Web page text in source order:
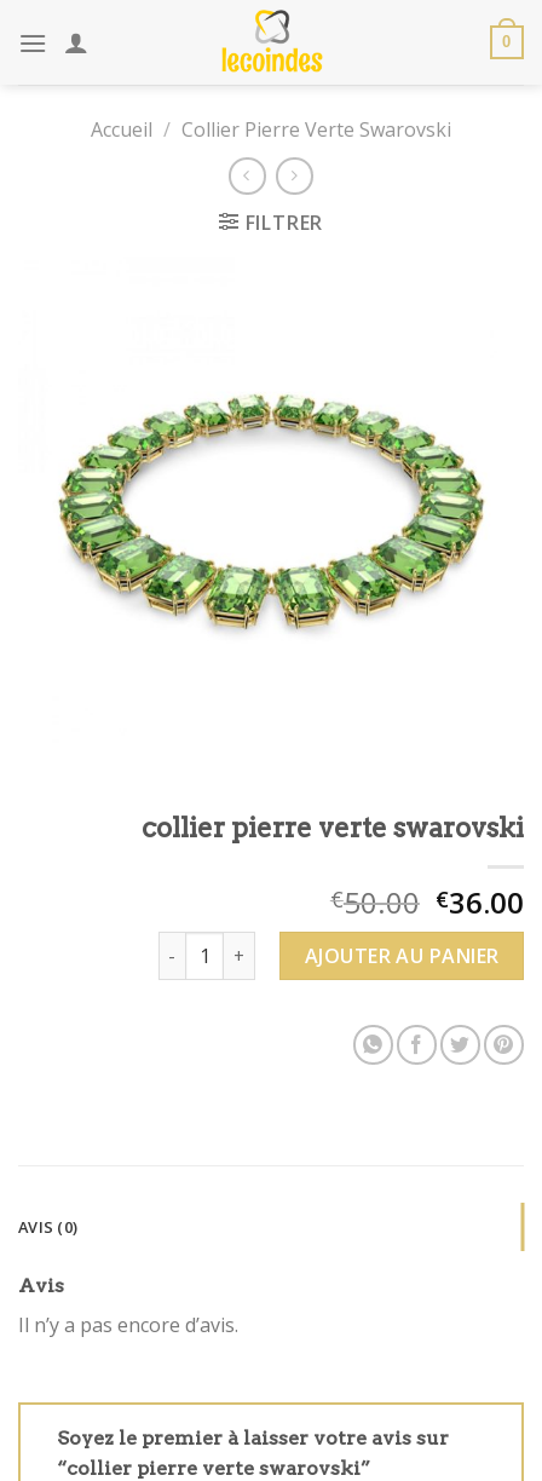
0
Accueil / Collier Pierre Verte Swarovski
FILTRER
collier pierre verte swarovski
€50.00 €36.00
quantité de collier pierre verte swarovski
AJOUTER AU PANIER
AVIS (0)
Avis
Il n’y a pas encore d’avis.
Soyez le premier à laisser votre avis sur
“collier pierre verte swarovski”